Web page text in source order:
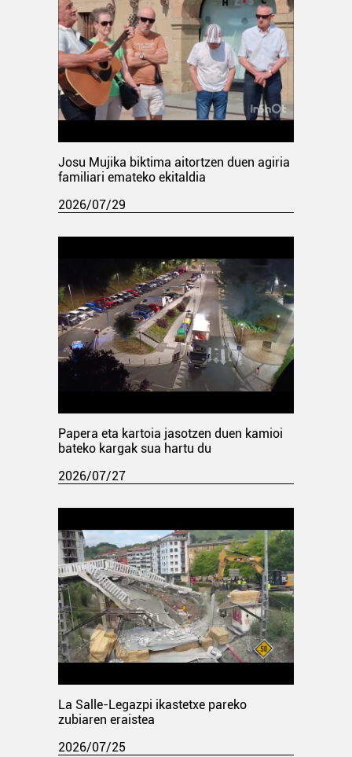
Josu Mujika biktima aitortzen duen agiria
familiari emateko ekitaldia
2026/07/29
Papera eta kartoia jasotzen duen kamioi
bateko kargak sua hartu du
2026/07/27
La Salle-Legazpi ikastetxe pareko
zubiaren eraistea
2026/07/25